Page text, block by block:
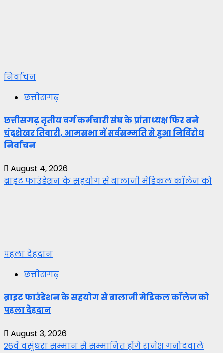
निर्वाचन
छत्तीसगढ़
छत्तीसगढ़ तृतीय वर्ग कर्मचारी संघ के प्रांताध्यक्ष फिर बने
चंद्रशेखर तिवारी, आमसभा में सर्वसम्मति से हुआ निर्विरोध
निर्वाचन
August 4, 2026
ब्राइट फाउंडेशन के सहयोग से बालाजी मेडिकल कॉलेज को
पहला देहदान
छत्तीसगढ़
ब्राइट फाउंडेशन के सहयोग से बालाजी मेडिकल कॉलेज को
पहला देहदान
August 3, 2026
26वें वसुंधरा सम्मान से सम्मानित होंगे राजेश गनोदवाले